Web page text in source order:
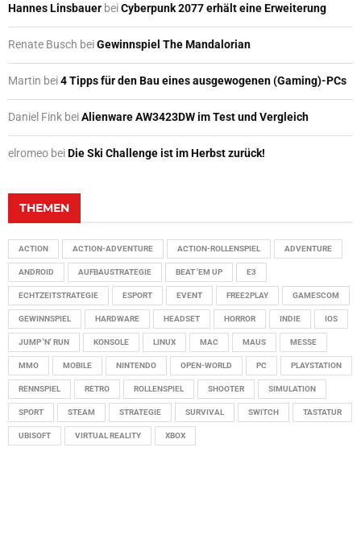
Hannes Linsbauer beiCyberpunk 2077 erhält eine Erweiterung
Renate Busch beiGewinnspiel The Mandalorian
Martin bei4 Tipps für den Bau eines ausgewogenen (Gaming)-PCs
Daniel Fink beiAlienware AW3423DW im Test und Vergleich
elromeo beiDie Ski Challenge ist im Herbst zurück!
THEMEN
ACTION ACTION-ADVENTURE ACTION-ROLLENSPIEL ADVENTURE
ANDROID AUFBAUSTRATEGIE BEAT 'EM UP E3
ECHTZEITSTRATEGIE ESPORT EVENT FREE2PLAY GAMESCOM
GEWINNSPIEL HARDWARE HEADSET HORROR INDIE IOS
JUMP 'N' RUN KONSOLE LINUX MAC MAUS MESSE
MMO MOBILE NINTENDO OPEN-WORLD PC PLAYSTATION
RENNSPIEL RETRO ROLLENSPIEL SHOOTER SIMULATION
SPORT STEAM STRATEGIE SURVIVAL SWITCH TASTATUR
UBISOFT VIRTUAL REALITY XBOX